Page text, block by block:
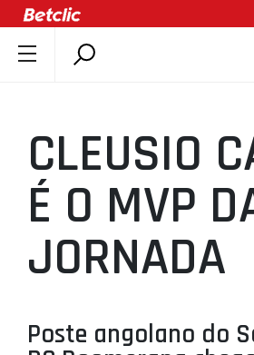
ÚLTIMAS
COMPETIÇÕES
ASSOCIAÇÕES
CLUBES
AGENTES
SELEÇÕES
CLEUSIO
É O MVP
JORNADA
Poste angolano do